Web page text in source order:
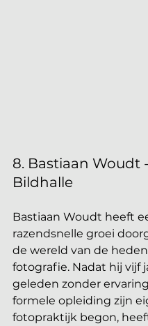
8. Bastiaan Woudt -
Bildhalle
Bastiaan Woudt heeft
razendsnelle groei
de wereld van de
fotografie. Nadat hij vijf
geleden zonder
formele opleiding zijn
fotopraktijk begon,